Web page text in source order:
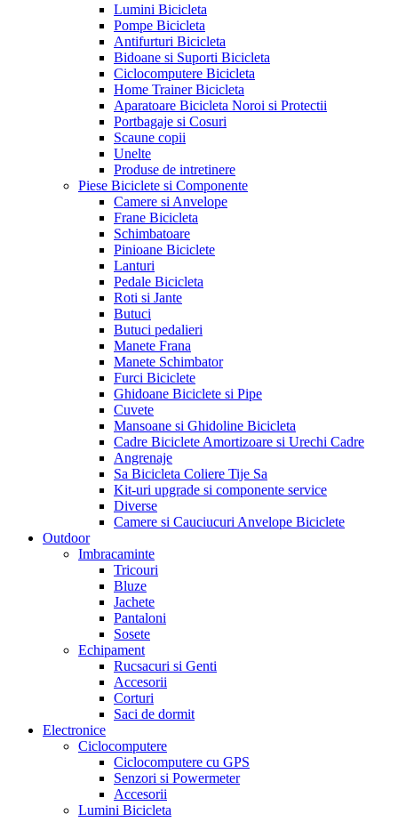
Lumini Bicicleta
Pompe Bicicleta
Antifurturi Bicicleta
Bidoane si Suporti Bicicleta
Ciclocomputere Bicicleta
Home Trainer Bicicleta
Aparatoare Bicicleta Noroi si Protectii
Portbagaje si Cosuri
Scaune copii
Unelte
Produse de intretinere
Piese Biciclete si Componente
Camere si Anvelope
Frane Bicicleta
Schimbatoare
Pinioane Biciclete
Lanturi
Pedale Bicicleta
Roti si Jante
Butuci
Butuci pedalieri
Manete Frana
Manete Schimbator
Furci Biciclete
Ghidoane Biciclete si Pipe
Cuvete
Mansoane si Ghidoline Bicicleta
Cadre Biciclete Amortizoare si Urechi Cadre
Angrenaje
Sa Bicicleta Coliere Tije Sa
Kit-uri upgrade si componente service
Diverse
Camere si Cauciucuri Anvelope Biciclete
Outdoor
Imbracaminte
Tricouri
Bluze
Jachete
Pantaloni
Sosete
Echipament
Rucsacuri si Genti
Accesorii
Corturi
Saci de dormit
Electronice
Ciclocomputere
Ciclocomputere cu GPS
Senzori si Powermeter
Accesorii
Lumini Bicicleta